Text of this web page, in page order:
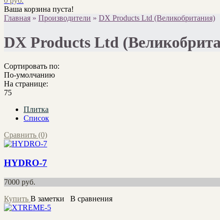
Ваша корзина пуста!
Главная » Производители » DX Products Ltd (Великобритания)
DX Products Ltd
Сортировать по:
По-умолчанию
На странице:
75
Плитка
Список
Сравнить (0)
HYDRO-7
7000 руб.
Купить В заметки В сравнения